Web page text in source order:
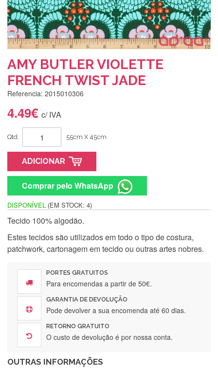
AMY BUTLER VIOLETTE
FRENCH TWIST JADE
Referencia: 2015010306
4.49€ c/ IVA
Qtd: 55cm X 45cm
ADICIONAR
Comprar pelo WhatsApp
DISPONÍVEL (EM STOCK: 4)
Tecido 100% algodão.
Estes tecidos são utilizados em todo o tipo de costura,
patchwork, cartonagem em tecido ou outras artes nobres.
PORTES GRATUITOS
Para encomendas a partir de 50€.
GARANTIA DE DEVOLUÇÃO
Pode devolver a sua encomenda até 60 dias.
RETORNO GRATUITO
O custo de devolução é por nossa conta.
OUTRAS INFORMAÇÕES